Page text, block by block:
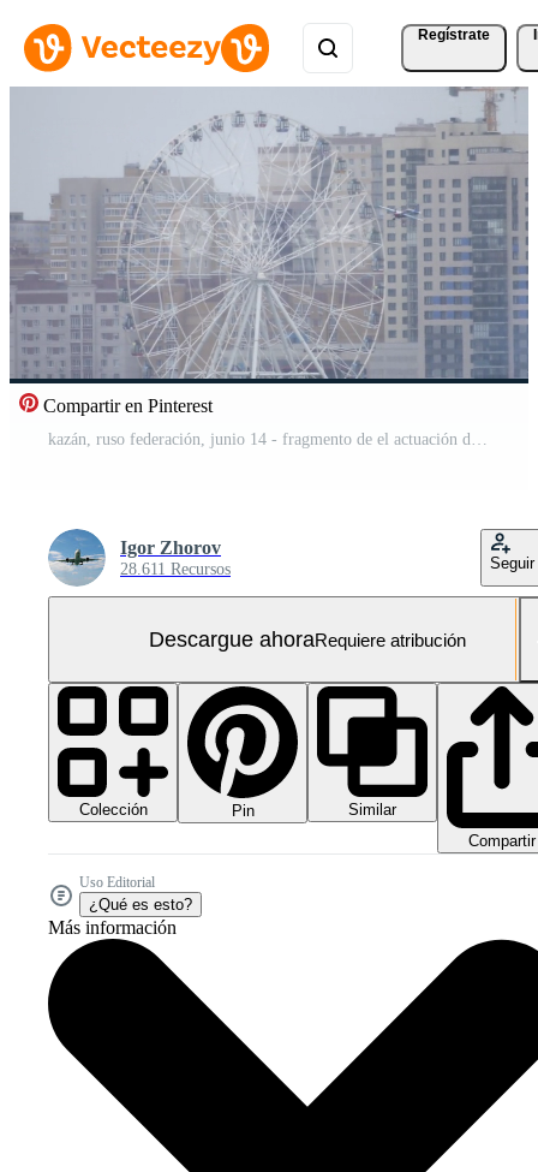
Regístrate
Compartir en Pinterest
kazán, ruso federación, junio 14 - fragmento de el actuación de uno de el Participantes de el competencia rojo toro aire carrera mundo campeonato 2019 . espectacular deportivo evento.
Igor Zhorov
28.611 Recursos Seguir
Descargue ahoraRequiere atribución
Colección Pin
Similar
Compartir
Uso Editorial
¿Qué es esto?
Más información